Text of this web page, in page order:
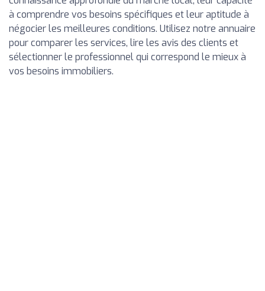
à comprendre vos besoins spécifiques et leur aptitude à
négocier les meilleures conditions. Utilisez notre annuaire
pour comparer les services, lire les avis des clients et
sélectionner le professionnel qui correspond le mieux à
vos besoins immobiliers.